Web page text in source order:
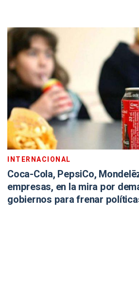
INTERNACIONAL
Coca-Cola, PepsiCo,
empresas, en la mira por
gobiernos para frenar